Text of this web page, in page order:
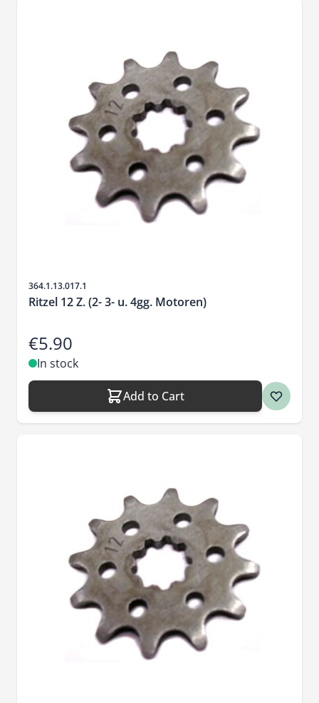
Sku
364.1.13.017.1
Ritzel 12 Z. (2- 3- u. 4gg. Motoren)
€5.90
In stock
Add to Cart